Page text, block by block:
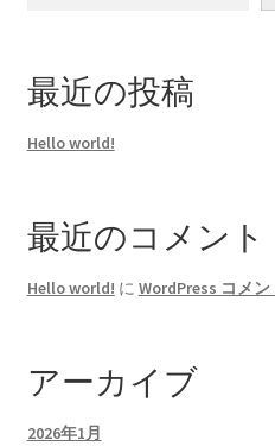
最近の投稿
Hello world!
最近のコメント
Hello world! に WordPress コメ
アーカイブ
2026年1月